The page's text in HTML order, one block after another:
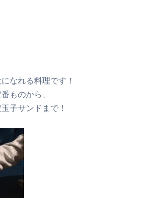
なれる料理です！
ものから、
子サンドまで！